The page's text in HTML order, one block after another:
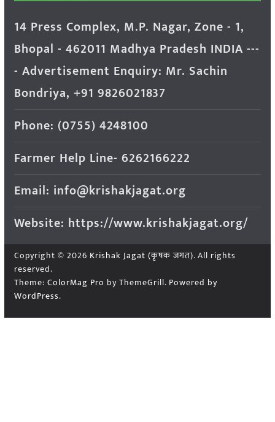
14 Press Complex, M.P. Nagar, Zone - 1,
Bhopal - 462011 Madhya Pradesh INDIA ---
- Advertisement Enquiry: Mr. Sachin
Bondriya, +91 9826021837
Phone: (0755) 4248100
Farmer Help Line- 6262166222
Email: info@krishakjagat.org
Website: https://www.krishakjagat.org/
Copyright © 2026 Krishak Jagat (कृषक जगत). All rights
reserved.
Theme: ColorMag Pro by ThemeGrill. Powered by
WordPress.